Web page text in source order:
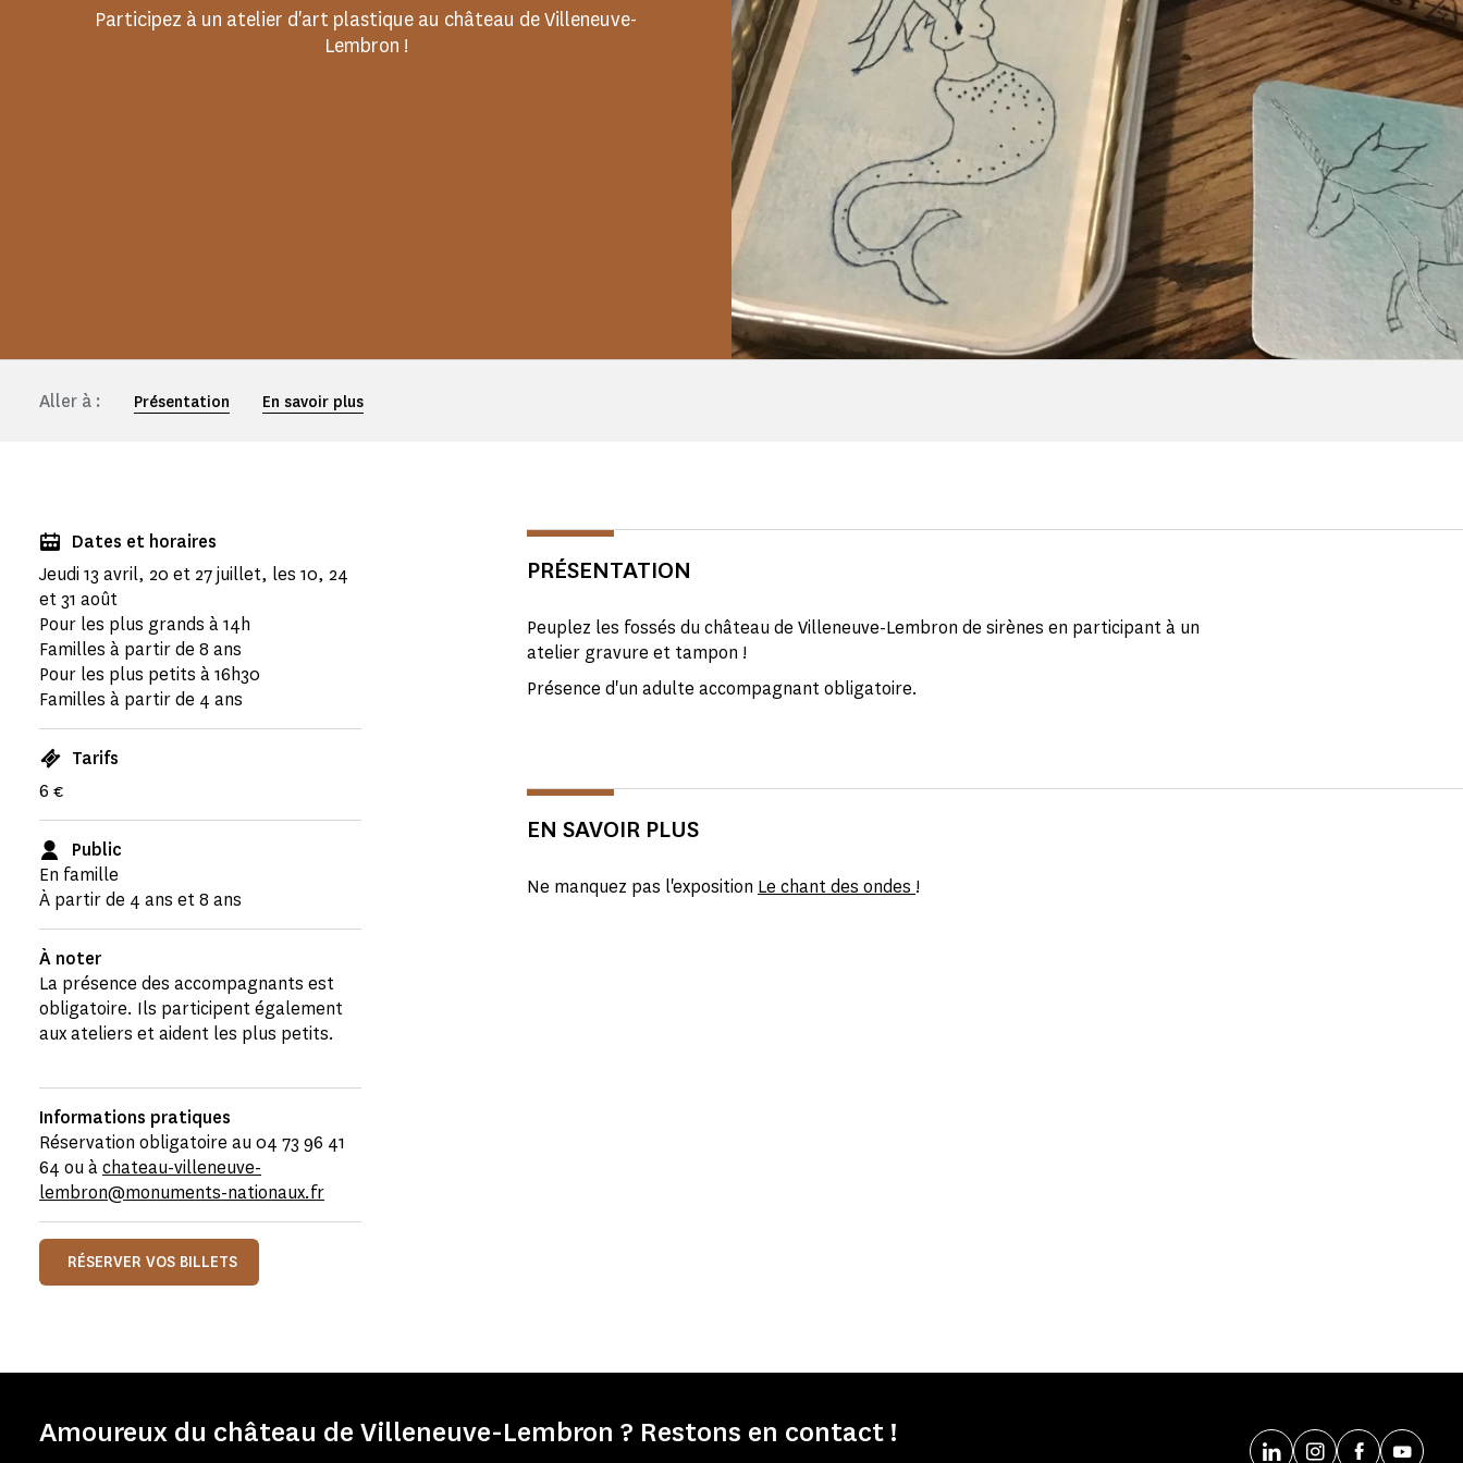
Participez à un atelier d'art plastique au château de Villeneuve-
Lembron !
Aller à : Présentation En savoir plus
Dates et horaires
Jeudi 13 avril, 20 et 27 juillet, les 10, 24
et 31 août
Pour les plus grands à 14h
Familles à partir de 8 ans
Pour les plus petits à 16h30
Familles à partir de 4 ans
Tarifs
6 €
Public
En famille
À partir de 4 ans et 8 ans
À noter
La présence des accompagnants est
obligatoire. Ils participent également
aux ateliers et aident les plus petits.
Informations pratiques
Réservation obligatoire au 04 73 96 41
64 ou àchateau-villeneuve-
lembron@monuments-nationaux.fr
RÉSERVER VOS BILLETS
PRÉSENTATION
Peuplez les fossés du château de Villeneuve-Lembron de sirènes en participant à un
atelier gravure et tampon !
Présence d'un adulte accompagnant obligatoire.
EN SAVOIR PLUS
Ne manquez pas l'exposition Le chant des ondes !
Amoureux du château de Villeneuve-Lembron ? Restons en contact !